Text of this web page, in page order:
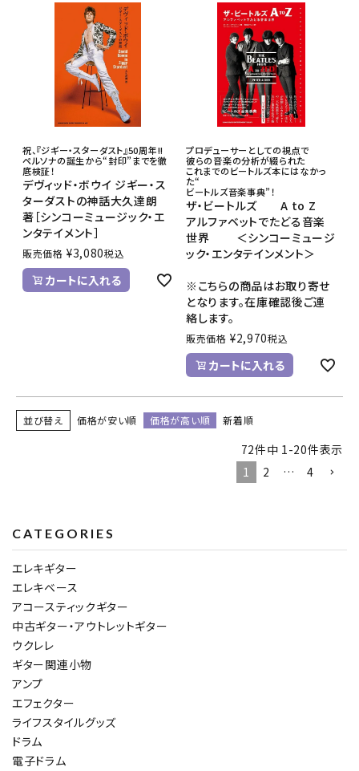
祝、『ジギー・スターダスト』50周年!!
ペルソナの誕生から“封印”までを徹
底検証！
デヴィッド・ボウイ ジギー・ス
ターダストの神話大久達朗
著［シンコーミュージック・エ
ンタテイメント］
販売価格 ¥3,080税込
カートに入れる
プロデューサーとしての視点で
彼らの音楽の分析が綴られた
これまでのビートルズ本にはなかっ
た“
ビートルズ音楽事典”！
ザ・ビートルズ A to Z
アルファベットでたどる音楽
世界 ＜シンコーミュージ
ック・エンタテインメント＞
※こちらの商品はお取り寄せ
となります。在庫確認後ご連
絡します。
販売価格 ¥2,970税込
カートに入れる
並び替え 価格が安い順 価格が高い順 新着順
72件中 1 -20件表示
1
2 … 4
CATEGORIES
エレキギター
エレキベース
アコースティックギター
中古ギター・アウトレットギター
ウクレレ
ギター関連小物
アンプ
エフェクター
ライフスタイルグッズ
ドラム
電子ドラム